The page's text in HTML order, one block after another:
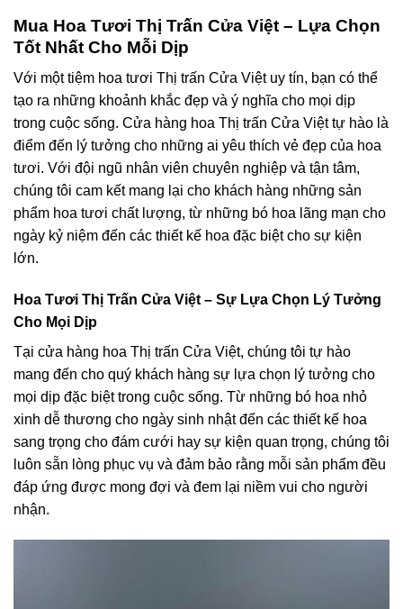
Mua Hoa Tươi Thị Trấn Cửa Việt – Lựa Chọn
Tốt Nhất Cho Mỗi Dịp
Với một tiệm hoa tươi Thị trấn Cửa Việt uy tín, bạn có thể
tạo ra những khoảnh khắc đẹp và ý nghĩa cho mọi dịp
trong cuộc sống. Cửa hàng hoa Thị trấn Cửa Việt tự hào là
điểm đến lý tưởng cho những ai yêu thích vẻ đẹp của hoa
tươi. Với đội ngũ nhân viên chuyên nghiệp và tận tâm,
chúng tôi cam kết mang lại cho khách hàng những sản
phẩm hoa tươi chất lượng, từ những bó hoa lãng mạn cho
ngày kỷ niệm đến các thiết kế hoa đặc biệt cho sự kiện
lớn.
Hoa Tươi Thị Trấn Cửa Việt – Sự Lựa Chọn Lý Tưởng
Cho Mọi Dịp
Tại cửa hàng hoa Thị trấn Cửa Việt, chúng tôi tự hào
mang đến cho quý khách hàng sự lựa chọn lý tưởng cho
mọi dịp đặc biệt trong cuộc sống. Từ những bó hoa nhỏ
xinh dễ thương cho ngày sinh nhật đến các thiết kế hoa
sang trọng cho đám cưới hay sự kiện quan trọng, chúng tôi
luôn sẵn lòng phục vụ và đảm bảo rằng mỗi sản phẩm đều
đáp ứng được mong đợi và đem lại niềm vui cho người
nhận.